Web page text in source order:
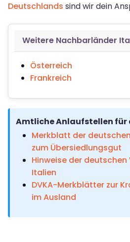
Deutschlands sind wir dein
Weitere Nachbarländer
Österreich
Frankreich
Amtliche Anlaufstellen für
Merkblatt der
zum Übersiedlungsgut
Hinweise der
Italien
DVKA-Merkblätter zur
im Ausland